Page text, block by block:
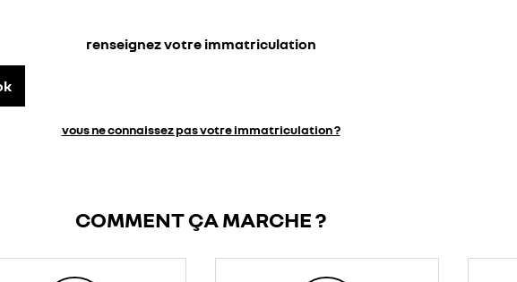
renseignez votre immatriculation
vous ne connaissez pas votre immatriculation ?
COMMENT ÇA MARCHE ?